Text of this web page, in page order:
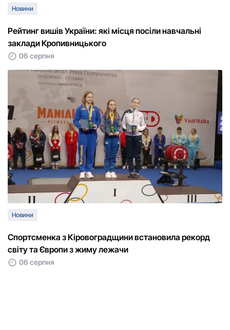
Новини
Рейтинг вишів України: які місця посіли навчальні
заклади Кропивницького
06 серпня
Новини
Спортсменка з Кіровоградщини встановила рекорд
світу та Європи з жиму лежачи
06 серпня